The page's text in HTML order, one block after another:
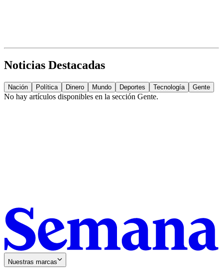
Noticias Destacadas
Nación Política Dinero Mundo Deportes Tecnología Gente
No hay artículos disponibles en la sección Gente.
Nuestras marcas